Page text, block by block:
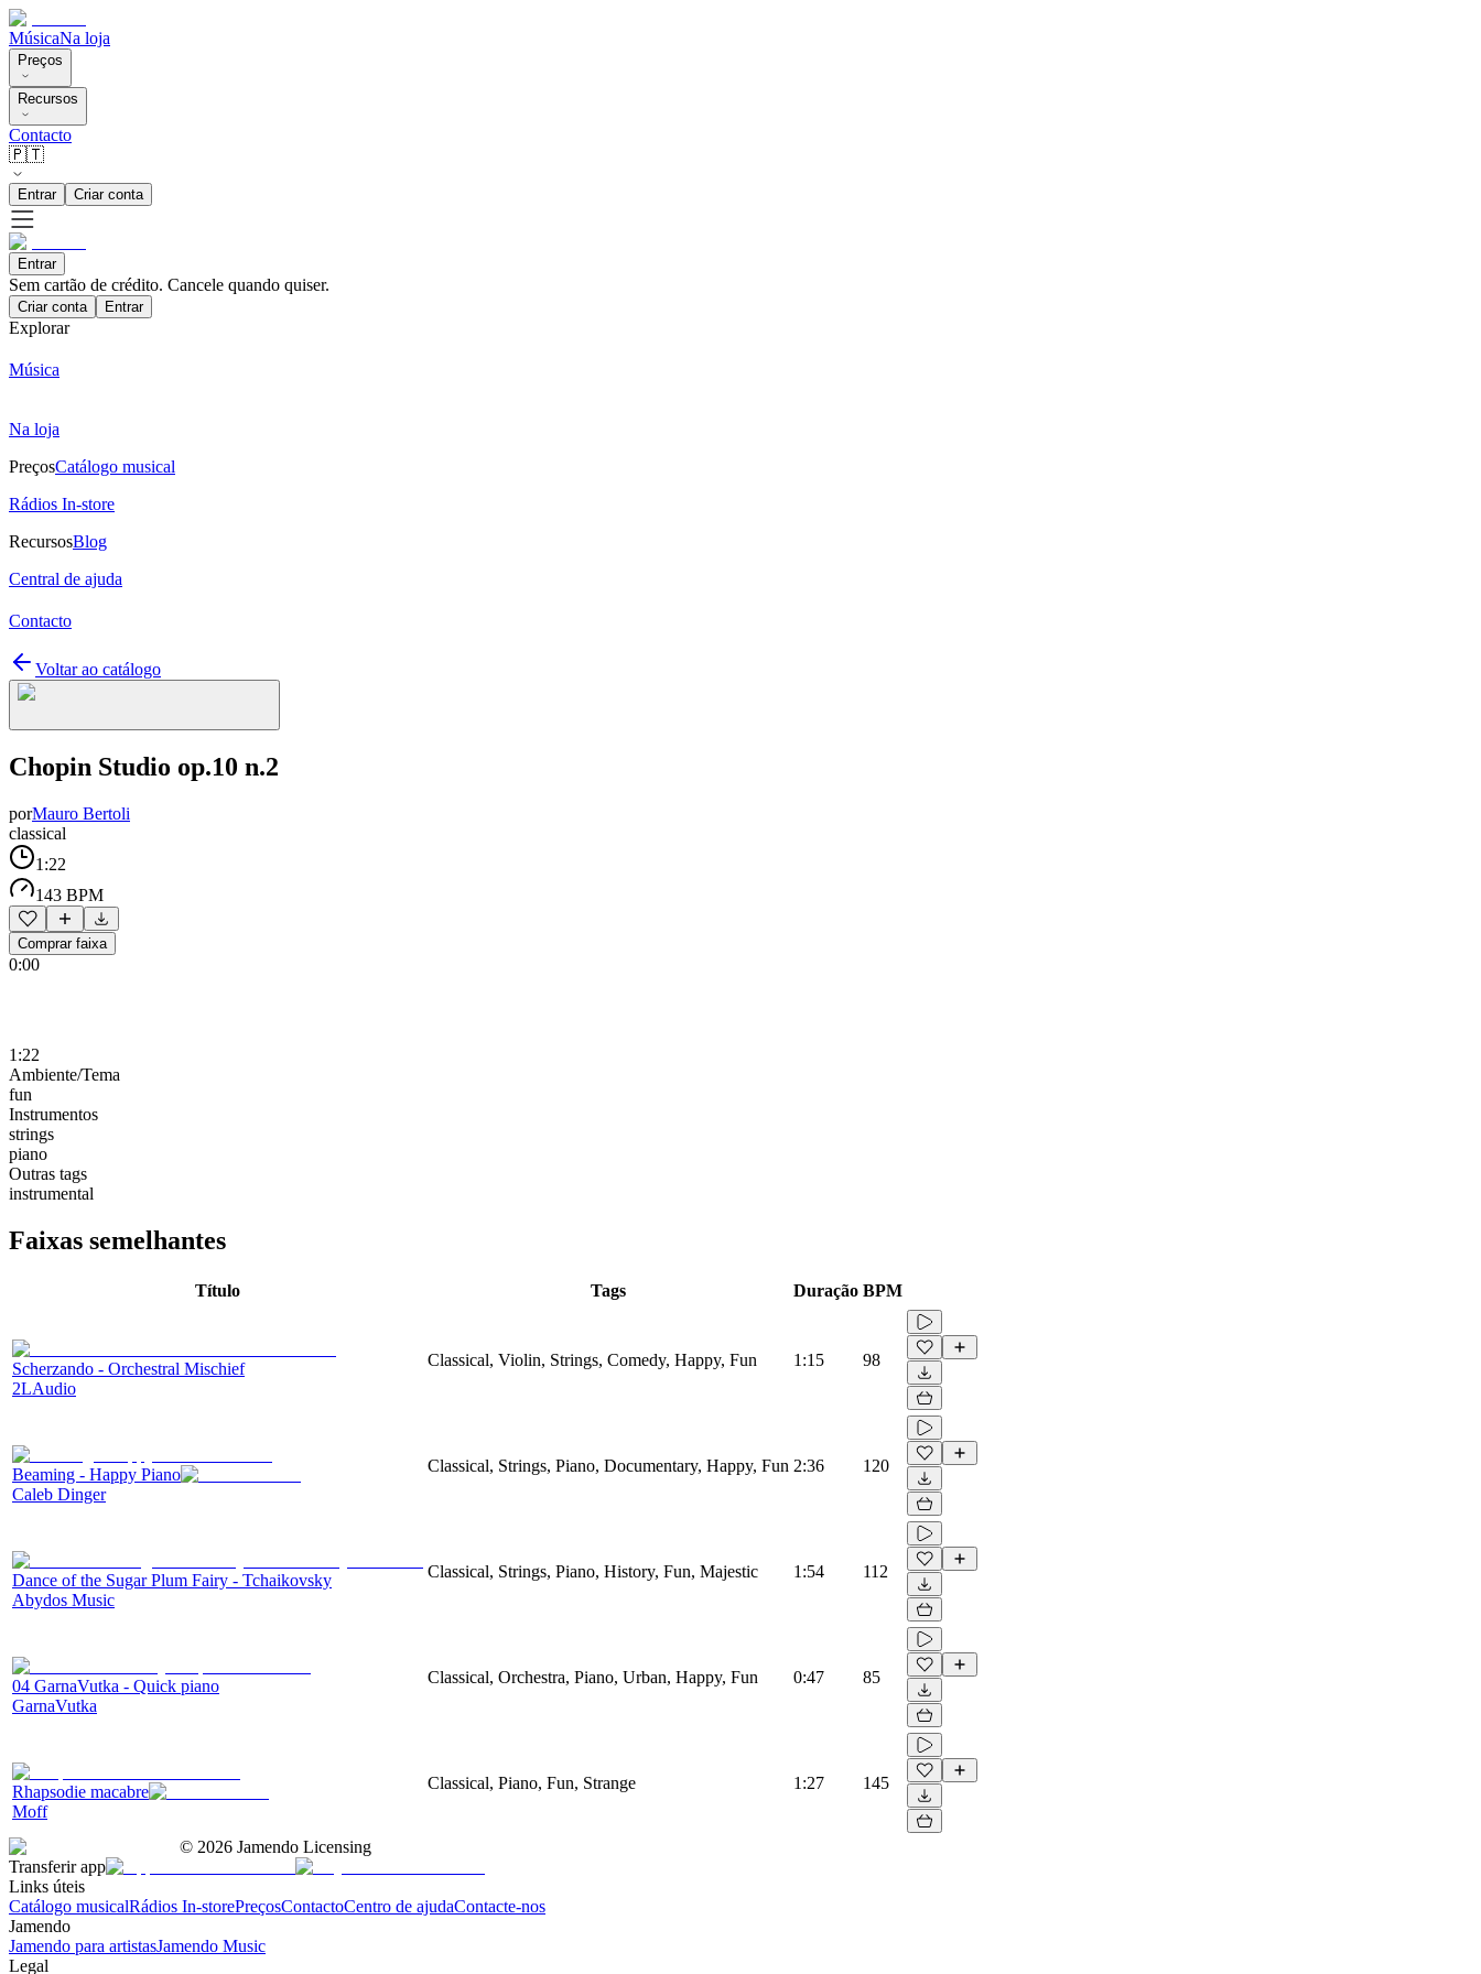
MúsicaNa loja
Preços
Recursos
Contacto
🇵🇹
Entrar Criar conta
Entrar
Sem cartão de crédito. Cancele quando quiser.
Criar conta Entrar
Explorar
Música
Na loja
PreçosCatálogo musical
Rádios In-store
RecursosBlog
Central de ajuda
Contacto
Voltar ao catálogo
Chopin Studio op.10 n.2
porMauro Bertoli
classical
1:22
143 BPM
Comprar faixa
0:00
1:22
Ambiente/Tema
fun
Instrumentos
strings
piano
Outras tags
instrumental
Faixas semelhantes
Título Tags Duração BPM
Scherzando - Orchestral Mischief
2LAudio
Classical, Violin, Strings, Comedy, Happy, Fun 1:15 98
Beaming - Happy Piano
Caleb Dinger
Classical, Strings, Piano, Documentary, Happy, Fun 2:36 120
Dance of the Sugar Plum Fairy - Tchaikovsky
Abydos Music
Classical, Strings, Piano, History, Fun, Majestic 1:54 112
04 GarnaVutka - Quick piano
GarnaVutka
Classical, Orchestra, Piano, Urban, Happy, Fun 0:47 85
Rhapsodie macabre
Moff
Classical, Piano, Fun, Strange 1:27 145
© 2026 Jamendo Licensing
Transferir app
Links úteis
Catálogo musicalRádios In-storePreçosContactoCentro de ajudaContacte-nos
Jamendo
Jamendo para artistasJamendo Music
Legal